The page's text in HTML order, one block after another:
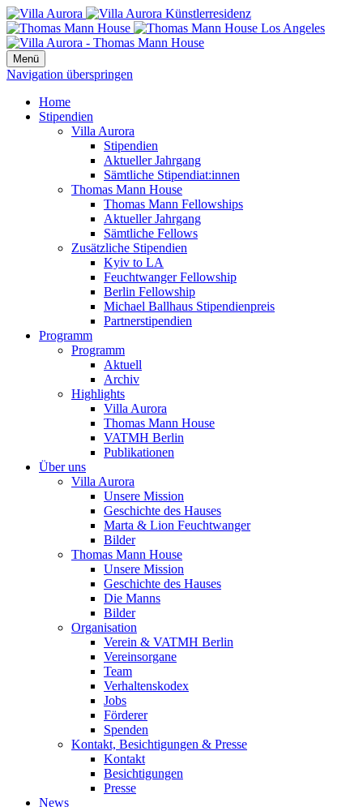
Menü
Navigation überspringen
Home
Stipendien
Villa Aurora
Stipendien
Aktueller Jahrgang
Sämtliche Stipendiat:innen
Thomas Mann House
Thomas Mann Fellowships
Aktueller Jahrgang
Sämtliche Fellows
Zusätzliche Stipendien
Kyiv to LA
Feuchtwanger Fellowship
Berlin Fellowship
Michael Ballhaus Stipendienpreis
Partnerstipendien
Programm
Programm
Aktuell
Archiv
Highlights
Villa Aurora
Thomas Mann House
VATMH Berlin
Publikationen
Über uns
Villa Aurora
Unsere Mission
Geschichte des Hauses
Marta & Lion Feuchtwanger
Bilder
Thomas Mann House
Unsere Mission
Geschichte des Hauses
Die Manns
Bilder
Organisation
Verein & VATMH Berlin
Vereinsorgane
Team
Verhaltenskodex
Jobs
Förderer
Spenden
Kontakt, Besichtigungen & Presse
Kontakt
Besichtigungen
Presse
News